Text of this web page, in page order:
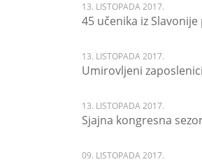
13. LISTOPADA 2017.
45 učenika iz
13. LISTOPADA 2017.
Umirovljeni
13. LISTOPADA 2017.
Sjajna kongresna
09. LISTOPADA 2017.